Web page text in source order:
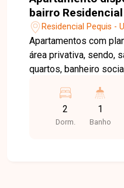
bairro
Uberlândia-MG
Residencial Pequis -
Apartamentos com
área privativa, sendo,
quartos, banheiro
173.692,00 Consulte
agora mesmo uma
pessoalmente todos
2
Dorm.
1
Banho